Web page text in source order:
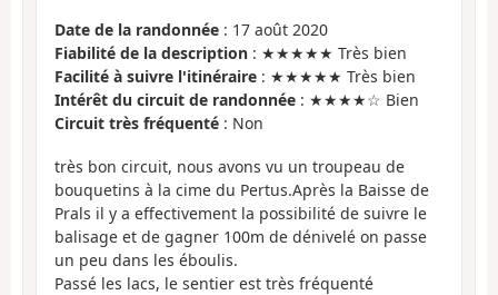
Date de la randonnée : 17 août 2020
Fiabilité de la description : ★★★★★ Très bien
Facilité à suivre l'itinéraire : ★★★★★ Très bien
Intérêt du circuit de randonnée : ★★★★☆ Bien
Circuit très fréquenté : Non
très bon circuit, nous avons vu un troupeau de
bouquetins à la cime du Pertus.Après la Baisse de
Prals il y a effectivement la possibilité de suivre le
balisage et de gagner 100m de dénivelé on passe
un peu dans les éboulis.
Passé les lacs, le sentier est très fréquenté